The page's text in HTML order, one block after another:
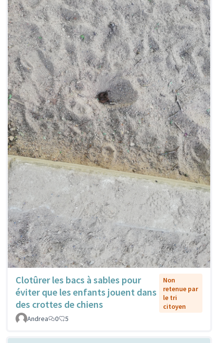
Clotûrer les bacs à sables pour
éviter que les enfants jouent dans
des crottes de chiens
Non
retenue par
le tri
citoyen
Andrea
0 5